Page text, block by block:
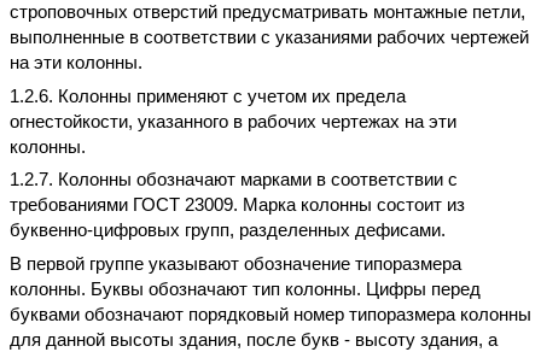
строповочных отверстий предусматривать монтажные петли,
выполненные в соответствии с указаниями рабочих чертежей
на эти колонны.
1.2.6. Колонны применяют с учетом их предела
огнестойкости, указанного в рабочих чертежах на эти
колонны.
1.2.7. Колонны обозначают марками в соответствии с
требованиями ГОСТ 23009. Марка колонны состоит из
буквенно-цифровых групп, разделенных дефисами.
В первой группе указывают обозначение типоразмера
колонны. Буквы обозначают тип колонны. Цифры перед
буквами обозначают порядковый номер типоразмера колонны
для данной высоты здания, после букв - высоту здания, а